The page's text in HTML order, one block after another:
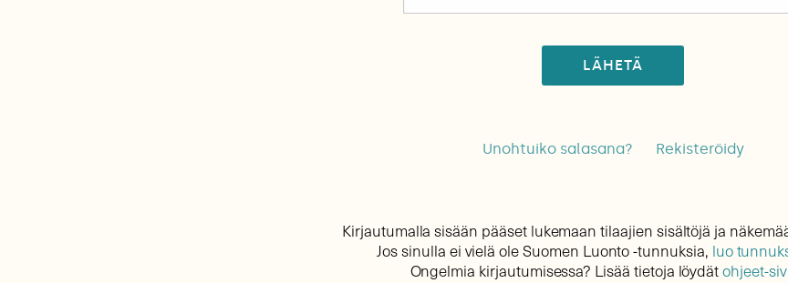
LÄHETÄ
Unohtuiko salasana? Rekisteröidy
Kirjautumalla sisään pääset lukemaan tilaajien sisältöjä ja
Jos sinulla ei vielä ole Suomen Luonto -tunnuksia, luo
Ongelmia kirjautumisessa? Lisää tietoja löydätohjeet-